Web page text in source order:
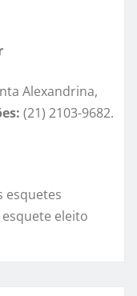
Alexandrina,
(21) 2103-9682.
esquetes
eleito